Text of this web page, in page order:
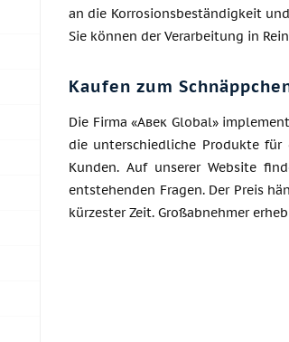
an die Korrosionsbeständigkeit
Sie können der Verarbeitung in
Kaufen zum
Die Firma «Авек Global»
die unterschiedliche Produkte
Kunden. Auf unserer Website
entstehenden Fragen. Der Preis
kürzester Zeit. Großabnehmer